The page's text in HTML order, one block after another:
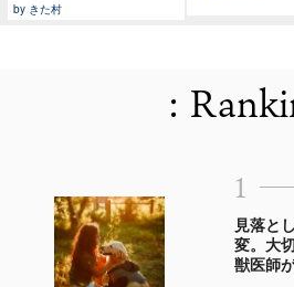
by きた村
:
1
見落と
変。大
獣医師